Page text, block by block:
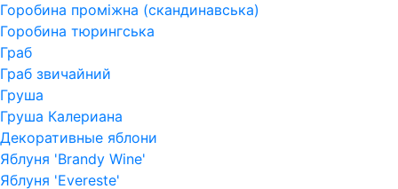
Горобина проміжна (скандинавська)
Горобина тюрингська
Граб
Граб звичайний
Груша
Груша Калериана
Декоративные яблони
Яблуня 'Brandy Wine'
Яблуня 'Evereste'